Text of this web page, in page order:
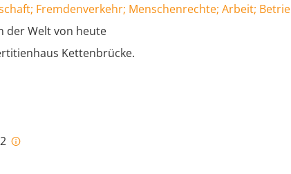
Fremdenverkehr; Menschenrechte; Arbeit;
der Welt von heute
Kettenbrücke.